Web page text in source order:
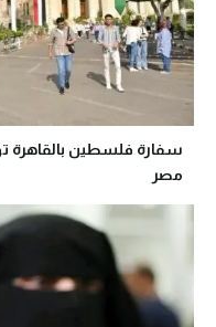
سفارة فلسطين بالقاهرة
مصر